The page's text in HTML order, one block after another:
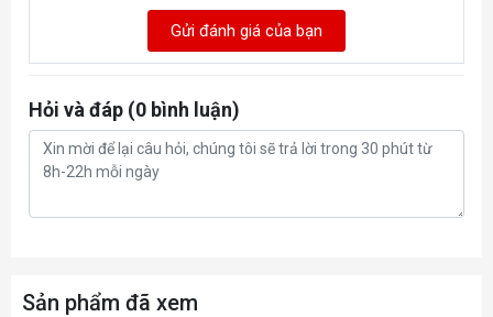
Gửi đánh giá của bạn
Hỏi và đáp (0 bình luận)
Sản phẩm đã xem